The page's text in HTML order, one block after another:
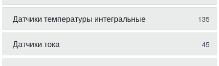
Датчики температуры интегральные 135
Датчики тока 45